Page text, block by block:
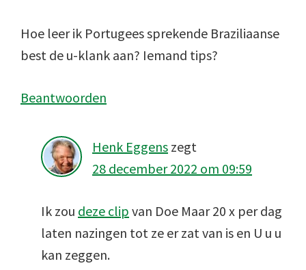
Hoe leer ik Portugees sprekende Braziliaanse
best de u-klank aan? Iemand tips?
Beantwoorden
Henk Eggens zegt
28 december 2022 om 09:59
Ik zou deze clip van Doe Maar 20 x per dag
laten nazingen tot ze er zat van is en U u u
kan zeggen.